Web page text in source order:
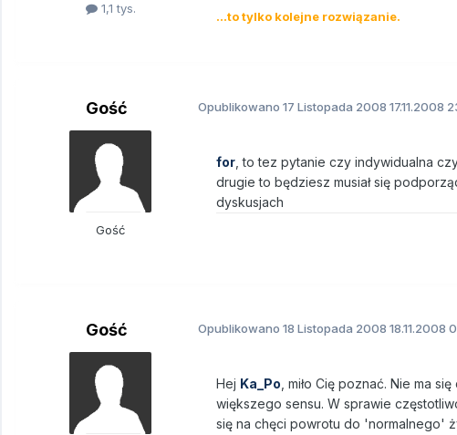
1,1 tys.
...to tylko kolejne rozwiązanie.
Gość
Gość
Opublikowano 17 Listopada 2008 17.11.2008
for , to tez pytanie czy indywidualna
drugie to będziesz musiał się
dyskusjach
Gość Opublikowano 18 Listopada 2008 18.11.2008
Hej Ka_Po , miło Cię poznać. Nie ma
większego sensu. W sprawie
się na chęci powrotu do 'normalnego'